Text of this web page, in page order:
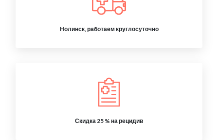
Нолинск, работаем круглосуточно
Скидка 25 % на рецидив